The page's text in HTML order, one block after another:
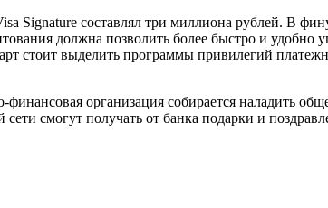
Signature составлял три миллиона рублей. В
должна позволить более быстро и удобно
стоит выделить программы привилегий
организация собирается наладить
смогут получать от банка подарки и